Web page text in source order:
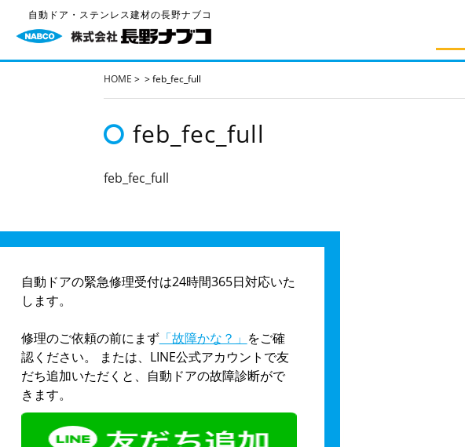
自動ドア・ステンレス建材の長野ナブコ
HOME > >feb_fec_full
feb_fec_full
feb_fec_full
自動ドアの緊急修理受付は24時間365日対応いた
します。
修理のご依頼の前にまず「故障かな？」 をご確
認ください。 または、LINE公式アカウントで友
だち追加いただくと、自動ドアの故障診断がで
きます。